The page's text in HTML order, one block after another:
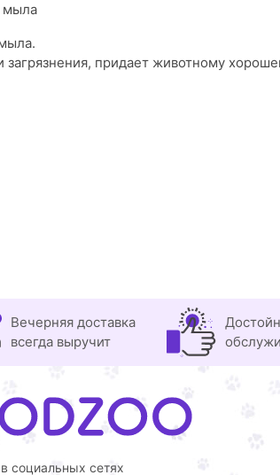
мыла
придает животному
Вечерняя доставка
всегда выручит
социальных сетях